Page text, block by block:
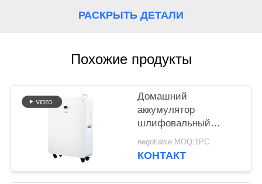
РАСКРЫТЬ ДЕТАЛИ
Похожие продукты
Домашний
аккумулятор
шлифовальный
суппорт модульного
проектирования 20
negotiable MOQ:1PC
КОНТАКТ